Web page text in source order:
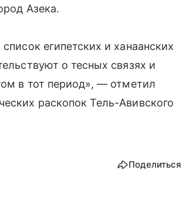
Азека.
египетских и ханаанских
о тесных связях и
в тот период», — отметил
раскопок Тель-Авивского
Поделиться